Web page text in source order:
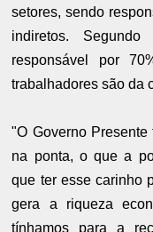
setores, sendo
indiretos.
responsável por
trabalhadores são da
"O Governo
na ponta, o que a
que ter esse carinho
gera a riqueza
tínhamos para a